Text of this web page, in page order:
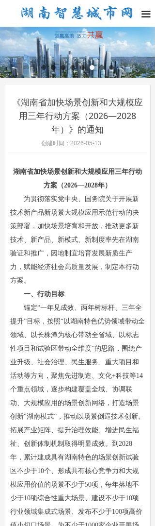
끀
湖南省加快场景创新和大规模应用三年行动
方案（2026—2028年）
为贯彻落实党中央、国务院关于开展新
技术新产品新场景大规模应用示范行动的决
策部署，加快场景培育和开放，推动更多新
技术、新产品、新模式、新制度率先在湖南
验证和推广，因地制宜培育发展新质生产
力，赋能经济社会高质量发展，制定本行动
方案。
一、行动目标
锚定“一年见成效、两年树标杆、三年全
提升”目标，按照“以湖南特色优势领域带动全
领域、以长株潭为核心带动全省域、以标志
性项目和试验区带动全维度”的思路，围绕产
业升级、社会治理、民生服务、重大项目和
活动等方向，聚焦先进制造、文化+科技等14
个重点领域，逐步构建覆盖全域、协调联
动、大规模应用的场景创新网络，打造场景
创新“湖南模式”，推动以场景倒逼技术创新、
拓展产业矩阵、提升治理效能、增进民生福
祉、创新体制机制取得明显成效。到2028
年，累计建成具有湖南特色的场景创新试验
区不少于10个、形成具有核心竞争力和大规
模应用价值的场景不少于50项，每年落地不
少于10项综合性重大场景、建设不少于10项
行业领域集成式场景、发布不少于100项高价
《湖南省加快场景创新和大规模应
用三年行动方案（2026—2028
年）》的通知
创建时间： 2026-05-13